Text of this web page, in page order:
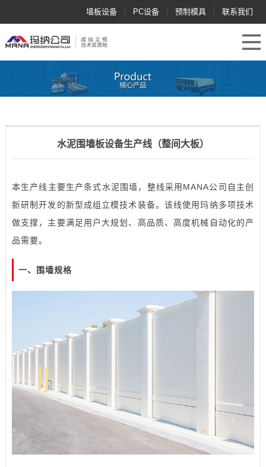
联系我们
预制模具
PC设备
墙板设备
水泥围墙板设备生产线（整间大板）
本生产线主要生产条式水泥围墙，整线采用MANA公司自主创
新研制开发的新型成组立模技术装备。该线使用玛纳多项技术
做支撑，主要满足用户大规划、高品质、高度机械自动化的产
品需要。
一、围墙规格